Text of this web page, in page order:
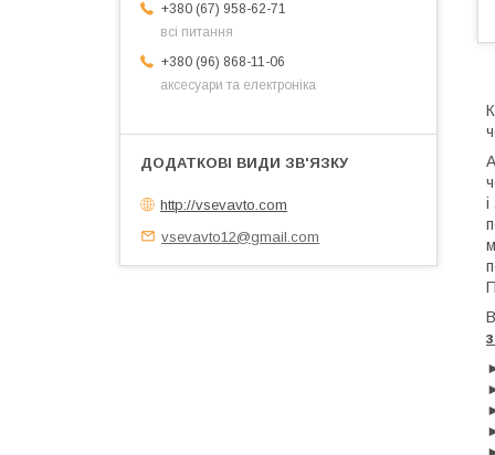
+380 (67) 958-62-71
всі питання
+380 (96) 868-11-06
аксесуари та електроніка
http://vsevavto.com
vsevavto12@gmail.com